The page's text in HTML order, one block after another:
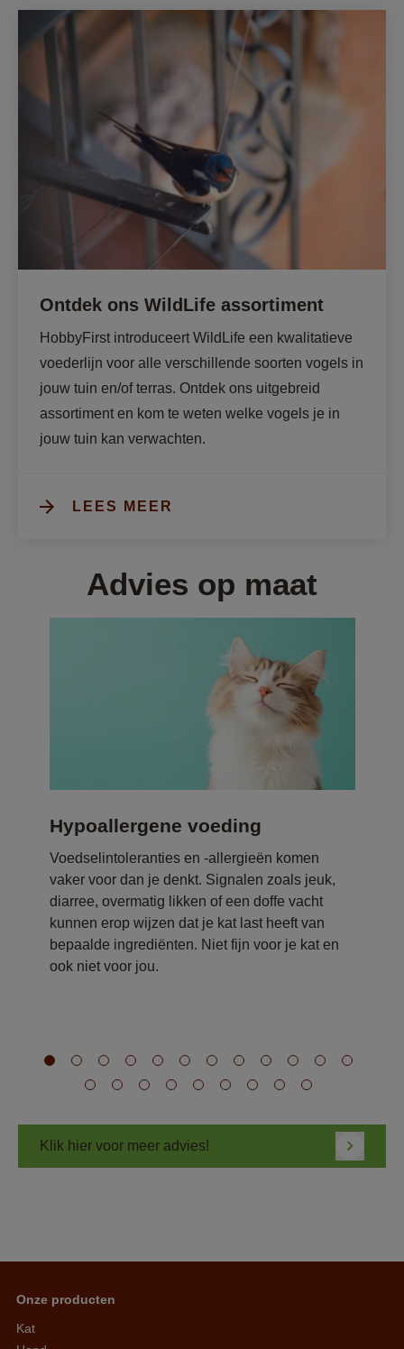
Ontdek ons WildLife assortiment
HobbyFirst introduceert WildLife een kwalitatieve
voederlijn voor alle verschillende soorten vogels in
jouw tuin en/of terras. Ontdek ons uitgebreid
assortiment en kom te weten welke vogels je in
jouw tuin kan verwachten.
LEES MEER
Advies op maat
Hypoallergene voeding
Voedselintoleranties en -allergieën komen
vaker voor dan je denkt. Signalen zoals jeuk,
diarree, overmatig likken of een doffe vacht
kunnen erop wijzen dat je kat last heeft van
bepaalde ingrediënten. Niet fijn voor je kat en
ook niet voor jou.
Klik hier voor meer advies!
Onze producten
Kat